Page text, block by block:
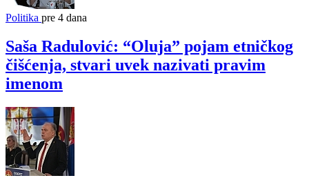
Politika pre 4 dana
Saša Radulović: “Oluja” pojam etničkog
čišćenja, stvari uvek nazivati pravim
imenom